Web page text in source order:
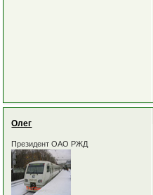
Олег
Президент ОАО РЖД